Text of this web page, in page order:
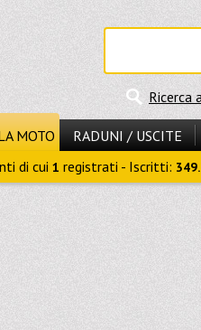
Ricerca
MOTO RADUNI / USCITE
di cui 1 registrati - Iscritti: